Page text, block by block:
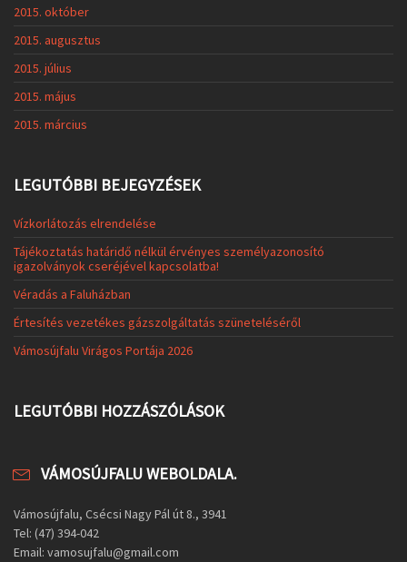
2015. október
2015. augusztus
2015. július
2015. május
2015. március
LEGUTÓBBI BEJEGYZÉSEK
Vízkorlátozás elrendelése
Tájékoztatás határidő nélkül érvényes személyazonosító
igazolványok cseréjével kapcsolatba!
Véradás a Faluházban
Értesítés vezetékes gázszolgáltatás szüneteléséről
Vámosújfalu Virágos Portája 2026
LEGUTÓBBI HOZZÁSZÓLÁSOK
VÁMOSÚJFALU WEBOLDALA.
Vámosújfalu, Csécsi Nagy Pál út 8., 3941
Tel: (47) 394-042
Email: vamosujfalu@gmail.com